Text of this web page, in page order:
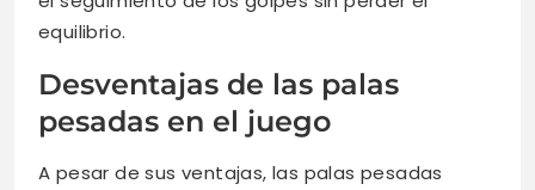
equilibrio.
Desventajas de las palas
pesadas en el juego
A pesar de sus ventajas, las palas pesadas